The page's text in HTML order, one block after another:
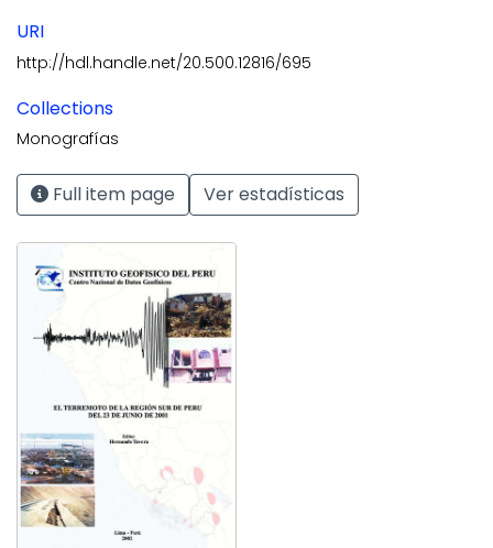
URI
http://hdl.handle.net/20.500.12816/695
Collections
Monografías
Full item page Ver estadísticas